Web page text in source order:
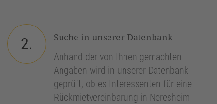
2.
Suche in unserer Datenbank
Anhand der von Ihnen gemachten
Angaben wird in unserer Datenbank
geprüft, ob es Interessenten für eine
Rückmietvereinbarung in Neresheim